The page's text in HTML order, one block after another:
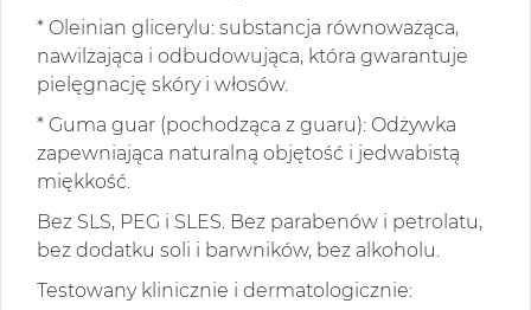
* Oleinian glicerylu: substancja równoważąca,
nawilżająca i odbudowująca, która gwarantuje
pielęgnację skóry i włosów.
* Guma guar (pochodząca z guaru): Odżywka
zapewniająca naturalną objętość i jedwabistą
miękkość.
Bez SLS, PEG i SLES. Bez parabenów i petrolatu,
bez dodatku soli i barwników, bez alkoholu.
Testowany klinicznie i dermatologicznie: